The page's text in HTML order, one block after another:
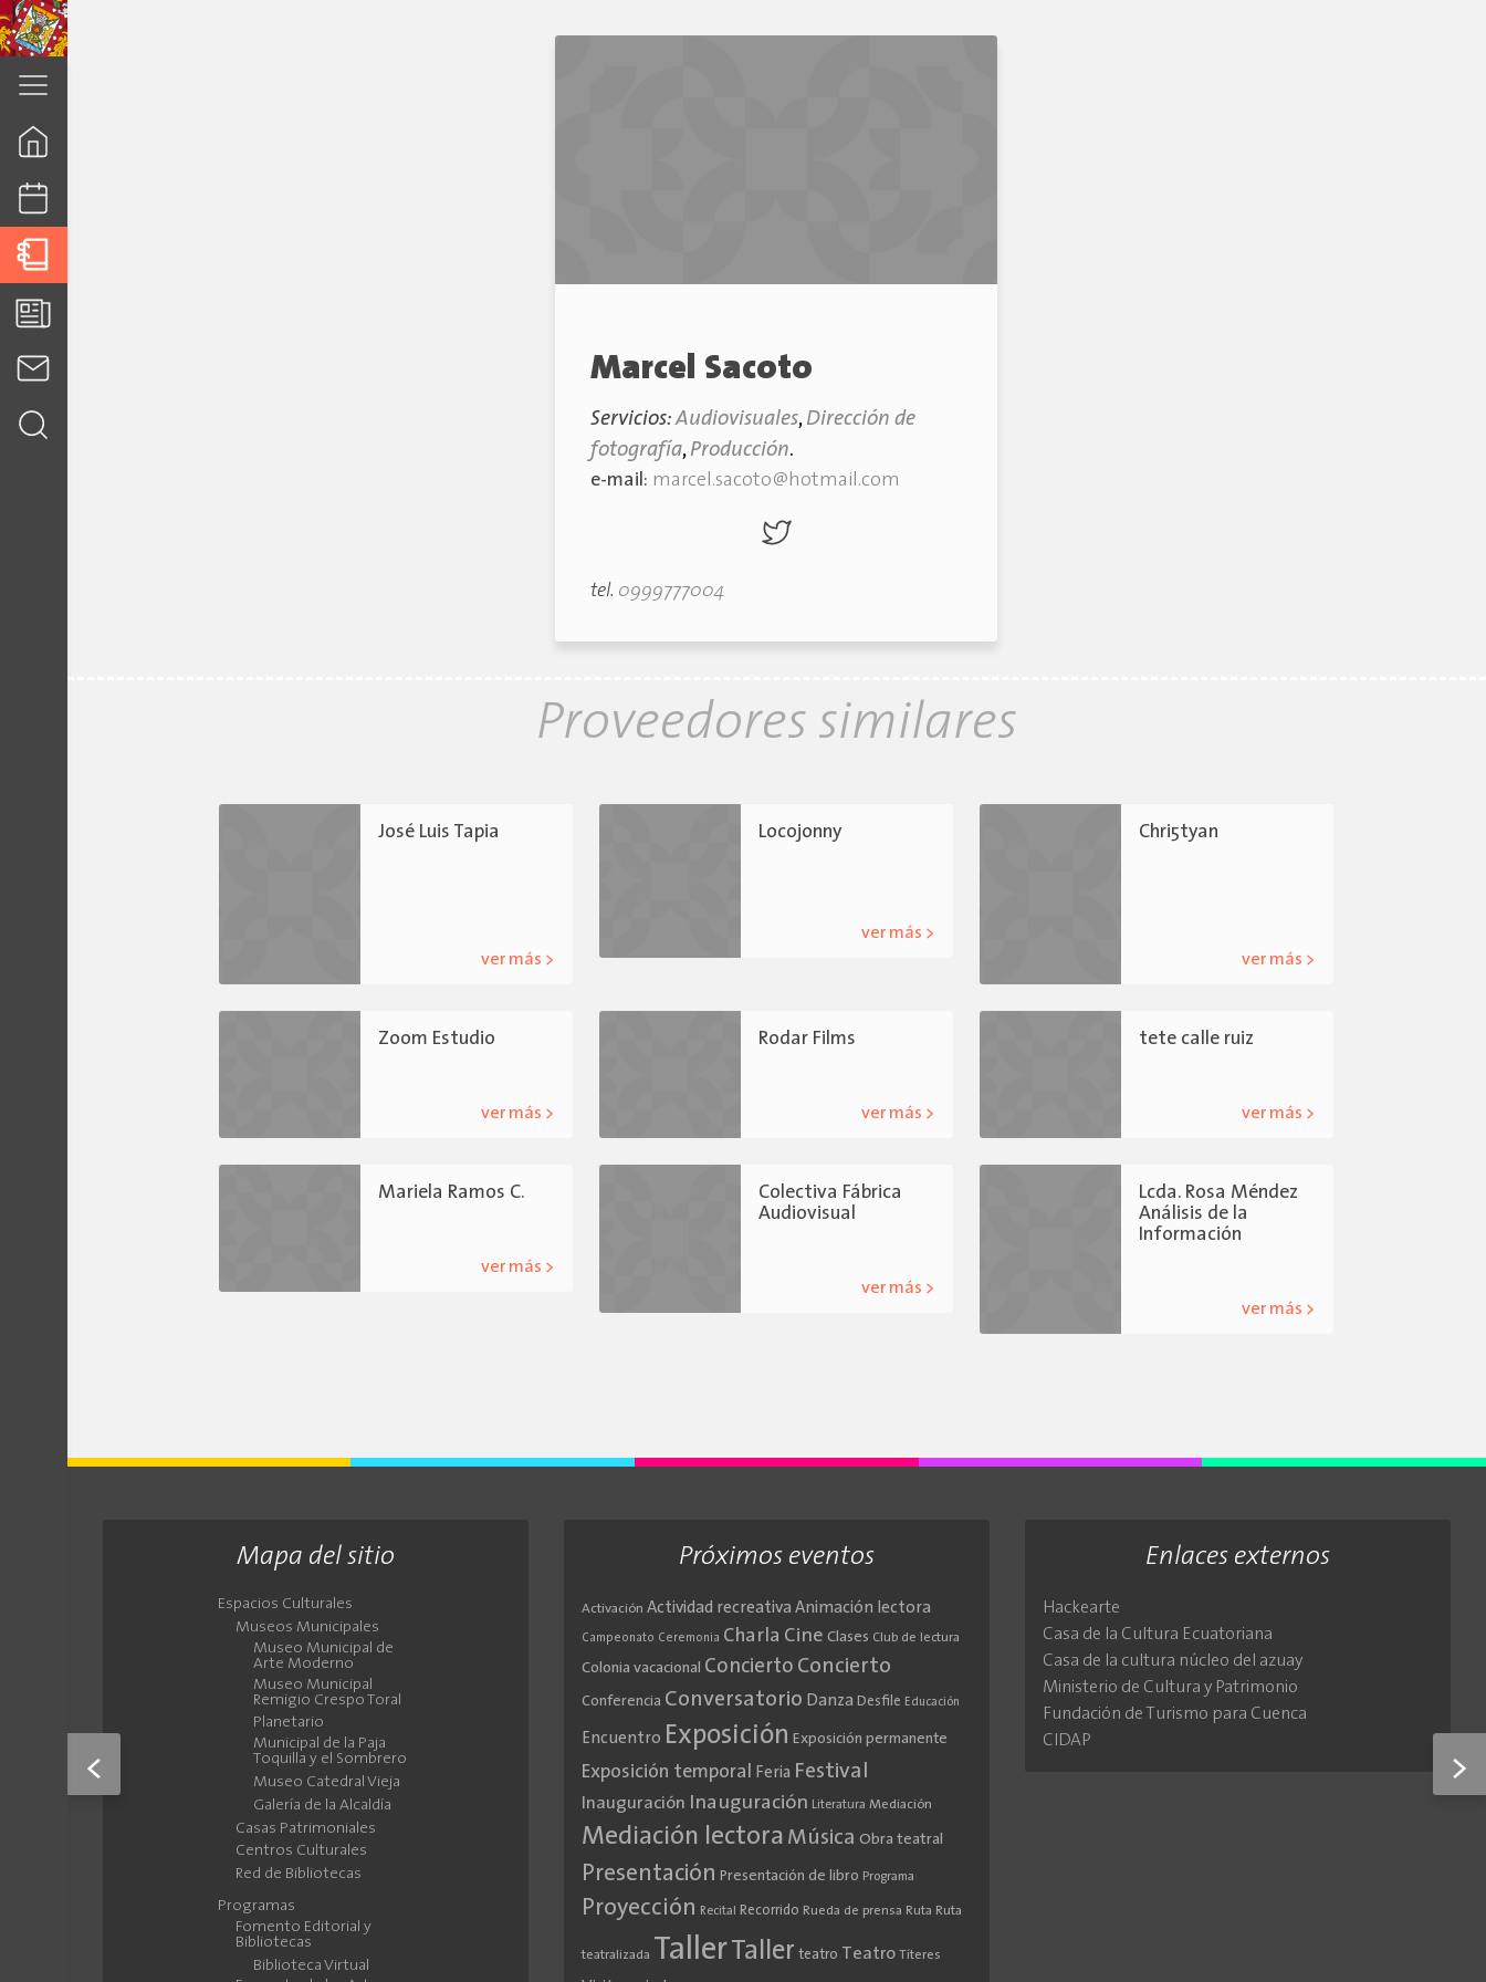
Marcel Sacoto
Servicios:Audiovisuales, Dirección de
fotografía, Producción.
e-mail: marcel.sacoto@hotmail.com
tel. 0999777004
< >
Proveedores similares
José Luis Tapia
ver más >
Locojonny
ver más >
Chri5tyan
ver más >
Zoom Estudio
ver más >
Rodar Films
ver más >
tete calle ruiz
ver más >
Mariela Ramos C.
ver más >
Colectiva Fábrica
Audiovisual
ver más >
Lcda. Rosa Méndez
Análisis de la
Información
ver más >
Mapa del sitio
Espacios Culturales
Museos Municipales
Museo Municipal de
Arte Moderno
Museo Municipal
Remigio Crespo Toral
Planetario
Municipal de la Paja
Toquilla y el Sombrero
Museo Catedral Vieja
Galería de la Alcaldía
Casas Patrimoniales
Centros Culturales
Red de Bibliotecas
Programas
Fomento Editorial y
Bibliotecas
Biblioteca Virtual
Próximos eventos
Activación Actividad recreativa Animación lectora
Campeonato Ceremonia Charla Cine Clases Club de lectura
Colonia vacacional Concierto Concierto
Conferencia Conversatorio Danza Desfile Educación
Encuentro Exposición Exposición permanente
Exposición temporal Feria Festival
Inauguración Inauguración Literatura Mediación
Mediación lectora Música Obra teatral
Presentación Presentación de libro Programa
Proyección Recital Recorrido Rueda de prensa Ruta Ruta
teatralizada TallerTaller teatro Teatro Títeres
Enlaces externos
Hackearte
Casa de la Cultura Ecuatoriana
Casa de la cultura núcleo del azuay
Ministerio de Cultura y Patrimonio
Fundación de Turismo para Cuenca
CIDAP